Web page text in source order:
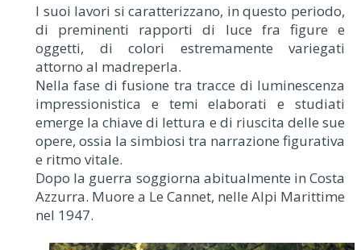
I suoi lavori si caratterizzano, in questo periodo,
di preminenti rapporti di luce fra figure e
oggetti, di colori estremamente variegati
attorno al madreperla.
Nella fase di fusione tra tracce di luminescenza
impressionistica e temi elaborati e studiati
emerge la chiave di lettura e di riuscita delle sue
opere, ossia la simbiosi tra narrazione figurativa
e ritmo vitale.
Dopo la guerra soggiorna abitualmente in Costa
Azzurra. Muore a Le Cannet, nelle Alpi Marittime
nel 1947.